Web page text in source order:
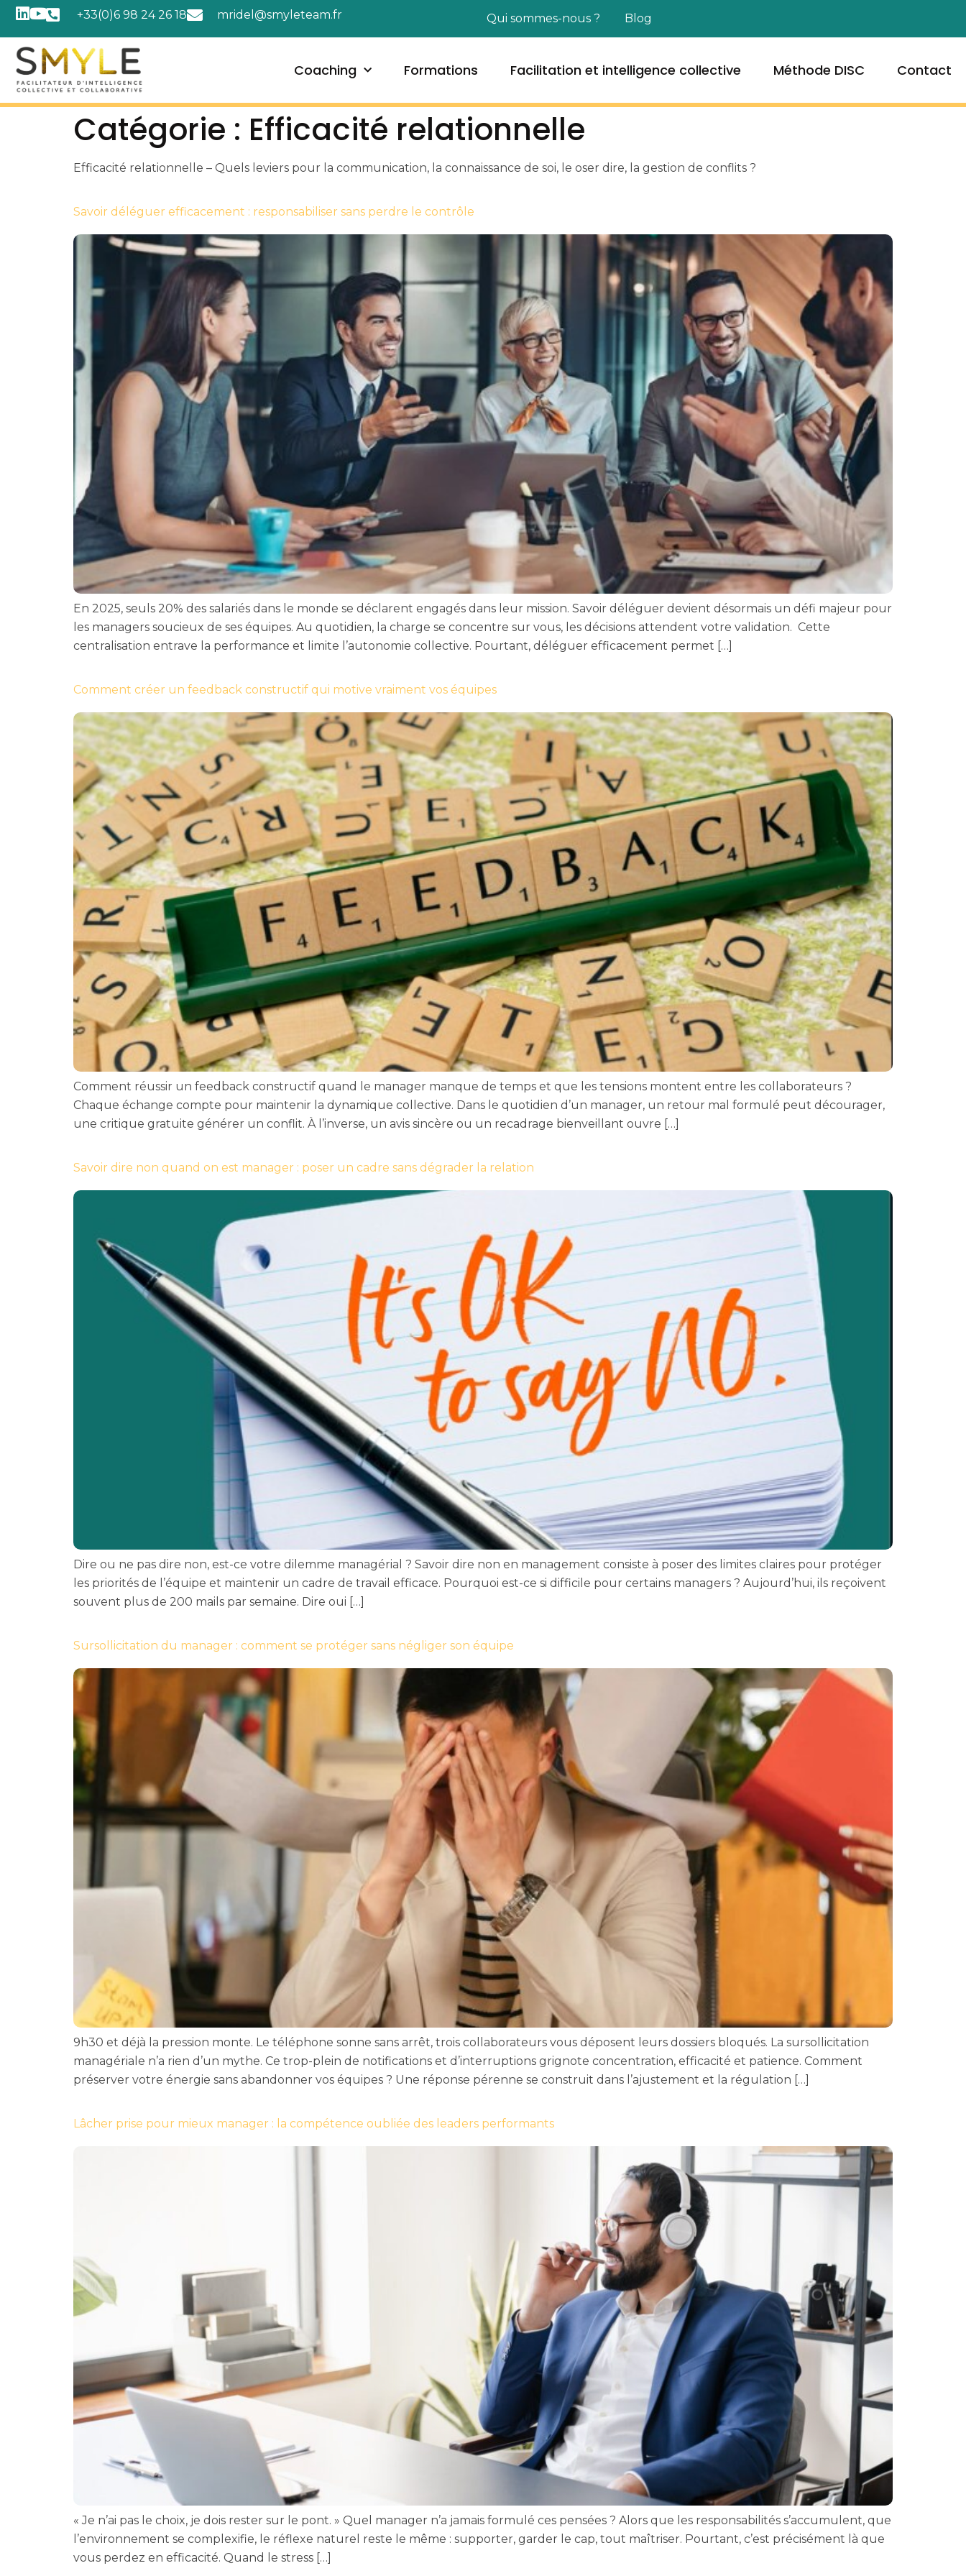
+33(0)6 98 24 26 18 mridel@smyleteam.fr Qui sommes-nous ? Blog
Coaching Formations Facilitation et intelligence collective Méthode DISC Contact
Catégorie : Efficacité relationnelle
Efficacité relationnelle – Quels leviers pour la communication, la connaissance de soi, le oser dire, la gestion de conflits ?
Savoir déléguer efficacement : responsabiliser sans perdre le contrôle
En 2025, seuls 20% des salariés dans le monde se déclarent engagés dans leur mission. Savoir déléguer devient désormais un défi majeur pour
les managers soucieux de ses équipes. Au quotidien, la charge se concentre sur vous, les décisions attendent votre validation. Cette
centralisation entrave la performance et limite l’autonomie collective. Pourtant, déléguer efficacement permet […]
Comment créer un feedback constructif qui motive vraiment vos équipes
Comment réussir un feedback constructif quand le manager manque de temps et que les tensions montent entre les collaborateurs ?
Chaque échange compte pour maintenir la dynamique collective. Dans le quotidien d’un manager, un retour mal formulé peut décourager,
une critique gratuite générer un conflit. À l’inverse, un avis sincère ou un recadrage bienveillant ouvre […]
Savoir dire non quand on est manager : poser un cadre sans dégrader la relation
Dire ou ne pas dire non, est-ce votre dilemme managérial ? Savoir dire non en management consiste à poser des limites claires pour protéger
les priorités de l’équipe et maintenir un cadre de travail efficace. Pourquoi est-ce si difficile pour certains managers ? Aujourd’hui, ils reçoivent
souvent plus de 200 mails par semaine. Dire oui […]
Sursollicitation du manager : comment se protéger sans négliger son équipe
9h30 et déjà la pression monte. Le téléphone sonne sans arrêt, trois collaborateurs vous déposent leurs dossiers bloqués. La sursollicitation
managériale n’a rien d’un mythe. Ce trop-plein de notifications et d’interruptions grignote concentration, efficacité et patience. Comment
préserver votre énergie sans abandonner vos équipes ? Une réponse pérenne se construit dans l’ajustement et la régulation […]
Lâcher prise pour mieux manager : la compétence oubliée des leaders performants
« Je n’ai pas le choix, je dois rester sur le pont. » Quel manager n’a jamais formulé ces pensées ? Alors que les responsabilités s’accumulent, que
l’environnement se complexifie, le réflexe naturel reste le même : supporter, garder le cap, tout maîtriser. Pourtant, c’est précisément là que
vous perdez en efficacité. Quand le stress […]